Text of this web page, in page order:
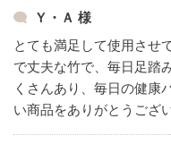
Ｙ・Ａ 様
とても満足して使用させ
で丈夫な竹で、毎日足踏
くさんあり、毎日の健康
い商品をありがとうござ